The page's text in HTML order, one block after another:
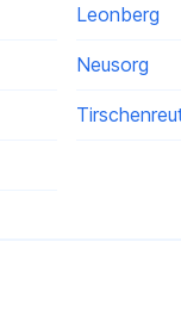
Leonberg
Neusorg